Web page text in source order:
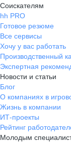
Соискателям
hh PRO
Готовое резюме
Все сервисы
Хочу у вас работать
Производственный
Экспертная
Новости и статьи
Блог
О компаниях в
Жизнь в компании
ИТ-проекты
Рейтинг
Молодым